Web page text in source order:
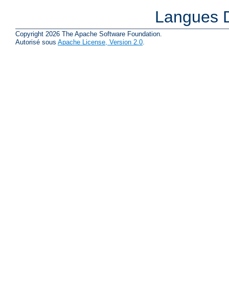
Langues
Copyright 2026 The Apache Software Foundation.
Autorisé sous Apache License, Version 2.0.